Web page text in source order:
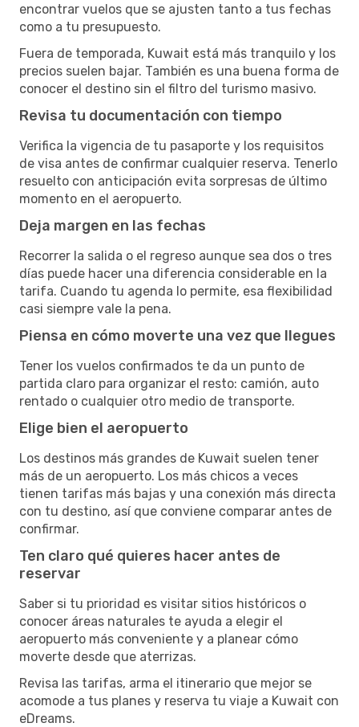
encontrar vuelos que se ajusten tanto a tus fechas
como a tu presupuesto.
Fuera de temporada, Kuwait está más tranquilo y los
precios suelen bajar. También es una buena forma de
conocer el destino sin el filtro del turismo masivo.
Revisa tu documentación con tiempo
Verifica la vigencia de tu pasaporte y los requisitos
de visa antes de confirmar cualquier reserva. Tenerlo
resuelto con anticipación evita sorpresas de último
momento en el aeropuerto.
Deja margen en las fechas
Recorrer la salida o el regreso aunque sea dos o tres
días puede hacer una diferencia considerable en la
tarifa. Cuando tu agenda lo permite, esa flexibilidad
casi siempre vale la pena.
Piensa en cómo moverte una vez que llegues
Tener los vuelos confirmados te da un punto de
partida claro para organizar el resto: camión, auto
rentado o cualquier otro medio de transporte.
Elige bien el aeropuerto
Los destinos más grandes de Kuwait suelen tener
más de un aeropuerto. Los más chicos a veces
tienen tarifas más bajas y una conexión más directa
con tu destino, así que conviene comparar antes de
confirmar.
Ten claro qué quieres hacer antes de
reservar
Saber si tu prioridad es visitar sitios históricos o
conocer áreas naturales te ayuda a elegir el
aeropuerto más conveniente y a planear cómo
moverte desde que aterrizas.
Revisa las tarifas, arma el itinerario que mejor se
acomode a tus planes y reserva tu viaje a Kuwait con
eDreams.